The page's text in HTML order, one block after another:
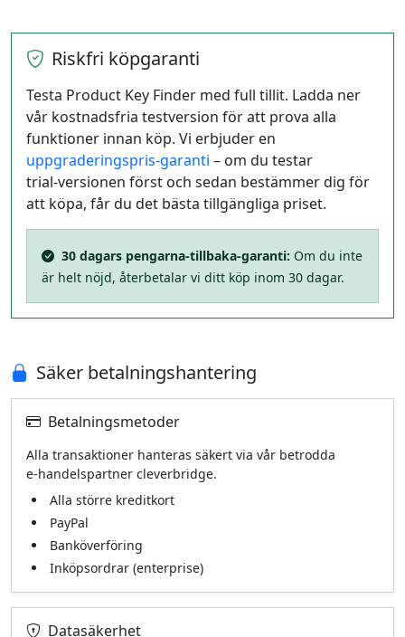
Riskfri köpgaranti
Testa Product Key Finder med full tillit. Ladda ner
vår kostnadsfria testversion för att prova alla
funktioner innan köp. Vi erbjuder en
uppgraderingspris‑garanti – om du testar
trial‑versionen först och sedan bestämmer dig för
att köpa, får du det bästa tillgängliga priset.
30 dagars pengarna‑tillbaka‑garanti: Om du inte
är helt nöjd, återbetalar vi ditt köp inom 30 dagar.
Säker betalningshantering
Betalningsmetoder
Alla transaktioner hanteras säkert via vår betrodda
e‑handels­partner cleverbridge.
Alla större kreditkort
PayPal
Banköverföring
Inköpsordrar (enterprise)
Datasäkerhet